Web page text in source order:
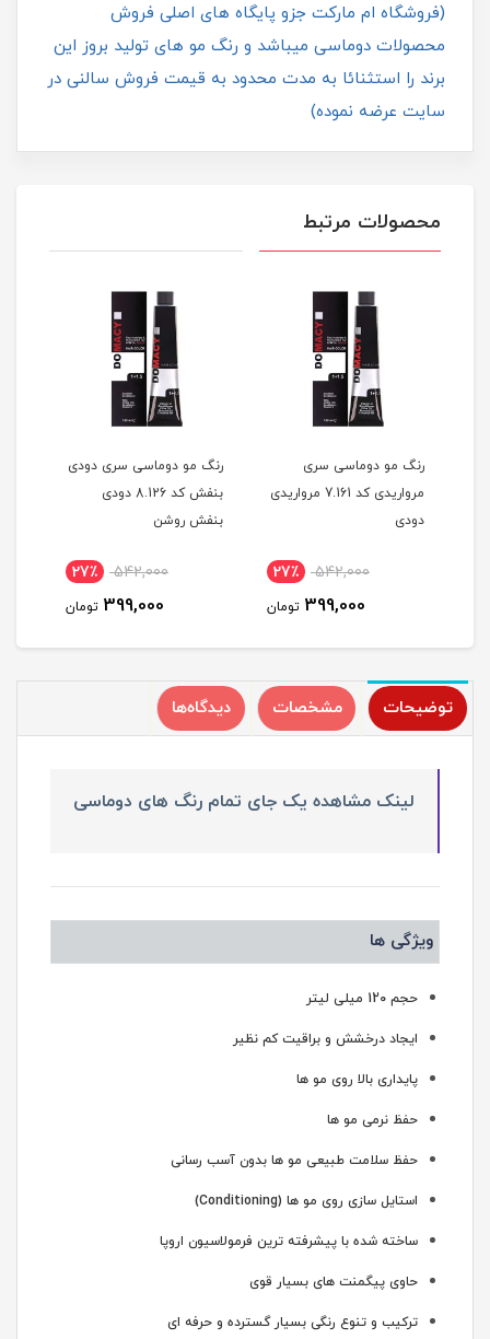
(فروشگاه ام مارکت جزو پایگاه های اصلی فروش
محصولات دوماسی میباشد و رنگ مو های تولید بروز این
برند را استثنائا به مدت محدود به قیمت فروش سالنی در
سایت عرضه نموده)
محصولات مرتبط
رنگ مو دوماسی سری
مرواریدی کد 7.161 مرواریدی
دودی
542,000 27٪
399,000 تومان
رنگ مو دوماسی سری دودی
بنفش کد 8.126 دودی
بنفش روشن
542,000 27٪
399,000 تومان
توضیحات مشخصات دیدگاه‌ها
لینک مشاهده یک جای تمام رنگ های دوماسی
ویژگی ها
حجم 120 میلی لیتر
ایجاد درخشش و براقیت کم نظیر
پایداری بالا روی مو ها
حفظ نرمی مو ها
حفظ سلامت طبیعی مو ها بدون آسب رسانی
استایل سازی روی مو ها (Conditioning)
ساخته شده با پیشرفته ترین فرمولاسیون اروپا
حاوی پیگمنت های بسیار قوی
ترکیب و تنوع رنگی بسیار گسترده و حرفه ای